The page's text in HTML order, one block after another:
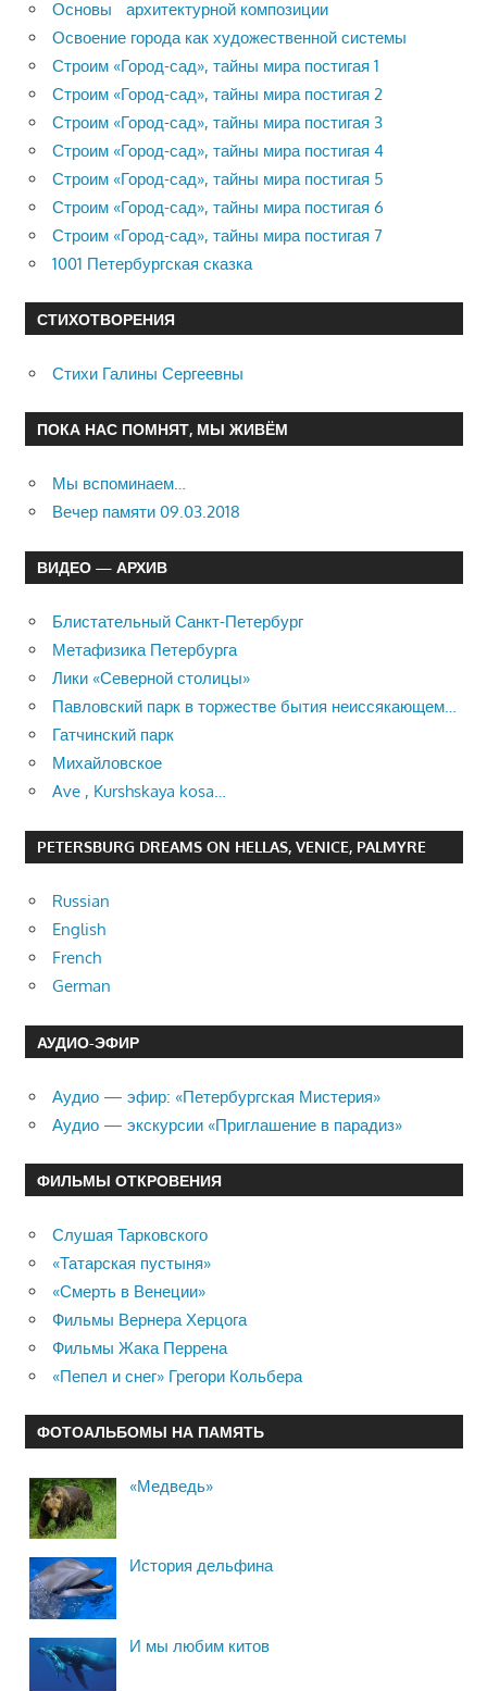
Основы архитектурной композиции
Освоение города как художественной системы
Строим «Город-сад», тайны мира постигая 1
Строим «Город-сад», тайны мира постигая 2
Строим «Город-сад», тайны мира постигая 3
Строим «Город-сад», тайны мира постигая 4
Строим «Город-сад», тайны мира постигая 5
Строим «Город-сад», тайны мира постигая 6
Строим «Город-сад», тайны мира постигая 7
1001 Петербургская сказка
СТИХОТВОРЕНИЯ
Стихи Галины Сергеевны
ПОКА НАС ПОМНЯТ, МЫ ЖИВЁМ
Мы вспоминаем…
Вечер памяти 09.03.2018
ВИДЕО — АРХИВ
Блистательный Санкт-Петербург
Метафизика Петербурга
Лики «Северной столицы»
Павловский парк в торжестве бытия неиссякающем…
Гатчинский парк
Михайловское
Ave , Kurshskaya kosa…
PETERSBURG DREAMS ON HELLAS, VENICE, PALMYRE
Russian
English
French
German
АУДИО-ЭФИР
Аудио — эфир: «Петербургская Мистерия»
Аудио — экскурсии «Приглашение в парадиз»
ФИЛЬМЫ ОТКРОВЕНИЯ
Слушая Тарковского
«Татарская пустыня»
«Смерть в Венеции»
Фильмы Вернера Херцога
Фильмы Жака Перрена
«Пепел и снег» Грегори Кольбера
ФОТОАЛЬБОМЫ НА ПАМЯТЬ
«Медведь»
История дельфина
И мы любим китов